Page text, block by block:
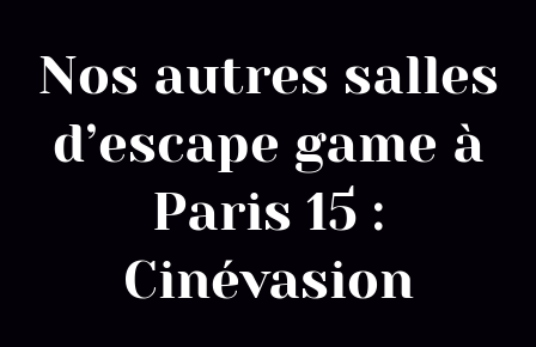
Nos autres salles
d’escape game à
Paris 15 :
Cinévasion